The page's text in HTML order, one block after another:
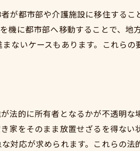
ーション術
プ
決法
が都市部や介護施設に移住するこ
機に都市部へ移動することで、地
ないケースもあります。これらの
法的に所有者となるかが不透明な
家をそのまま放置せざるを得ない
対応が求められます。これらの法